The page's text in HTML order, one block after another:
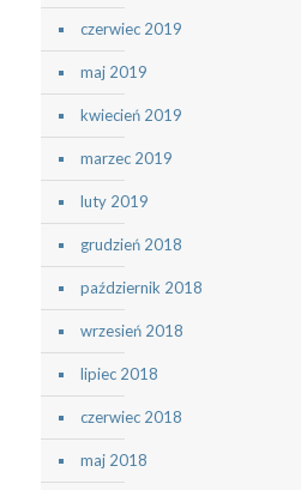
czerwiec 2019
maj 2019
kwiecień 2019
marzec 2019
luty 2019
grudzień 2018
październik 2018
wrzesień 2018
lipiec 2018
czerwiec 2018
maj 2018